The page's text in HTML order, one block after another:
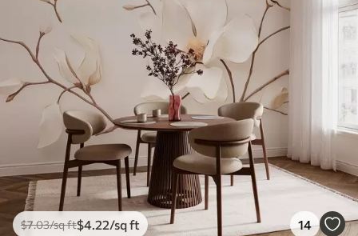
$7.03/sq ft$4 .22/sq ft 14